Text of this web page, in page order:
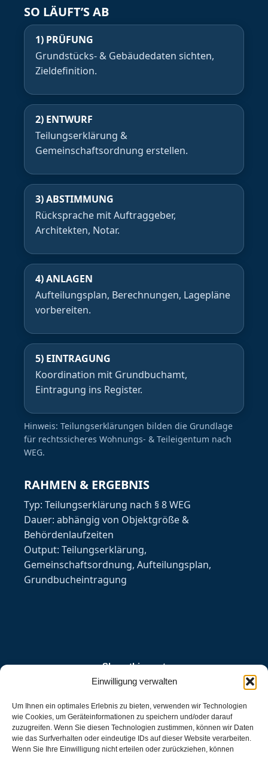
Einwilligung verwalten
Um Ihnen ein optimales Erlebnis zu bieten, verwenden wir Technologien
wie Cookies, um Geräteinformationen zu speichern und/oder darauf
zuzugreifen. Wenn Sie diesen Technologien zustimmen, können wir Daten
wie das Surfverhalten oder eindeutige IDs auf dieser Website verarbeiten.
Wenn Sie Ihre Einwilligung nicht erteilen oder zurückziehen, können
SO LÄUFT’S AB
1) PRÜFUNG
Grundstücks- & Gebäudedaten sichten,
Zieldefinition.
2) ENTWURF
Teilungserklärung &
Gemeinschaftsordnung erstellen.
3) ABSTIMMUNG
Rücksprache mit Auftraggeber,
Architekten, Notar.
4) ANLAGEN
Aufteilungsplan, Berechnungen, Lagepläne
vorbereiten.
5) EINTRAGUNG
Koordination mit Grundbuchamt,
Eintragung ins Register.
Hinweis: Teilungserklärungen bilden die Grundlage
für rechtssicheres Wohnungs- & Teileigentum nach
WEG.
RAHMEN & ERGEBNIS
Typ: Teilungserklärung nach § 8 WEG
Dauer: abhängig von Objektgröße &
Behördenlaufzeiten
Output: Teilungserklärung,
Gemeinschaftsordnung, Aufteilungsplan,
Grundbucheintragung
Share this post
auf
WhatsApp
auf
LinkedIn
auf
Pinterest
auf
X
auf
Facebook